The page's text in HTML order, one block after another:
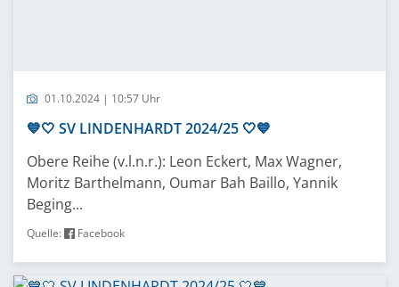
01.10.2024 | 10:57 Uhr
💙🤍 SV LINDENHARDT 2024/25 🤍💙
Obere Reihe (v.l.n.r.): Leon Eckert, Max Wagner,
Moritz Barthelmann, Oumar Bah Baillo, Yannik
Beging...
Quelle: Facebook